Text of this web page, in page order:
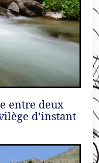
entre deux
d’instant